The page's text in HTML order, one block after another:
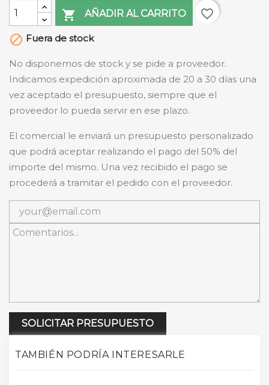
 AÑADIR AL CARRITO
favorite_border
 Fuera de stock
No disponemos de stock y se pide a proveedor.
Indicamos expedición aproximada de 20 a 30 días una
vez aceptado el presupuesto, siempre que el
proveedor lo pueda servir en ese plazo.
El comercial le enviará un presupuesto personalizado
que podrá aceptar realizando el pago del 50% del
importe del mismo. Una vez recibido el pago se
procederá a tramitar el pedido con el proveedor.
SOLICITAR PRESUPUESTO
TAMBIÉN PODRÍA INTERESARLE